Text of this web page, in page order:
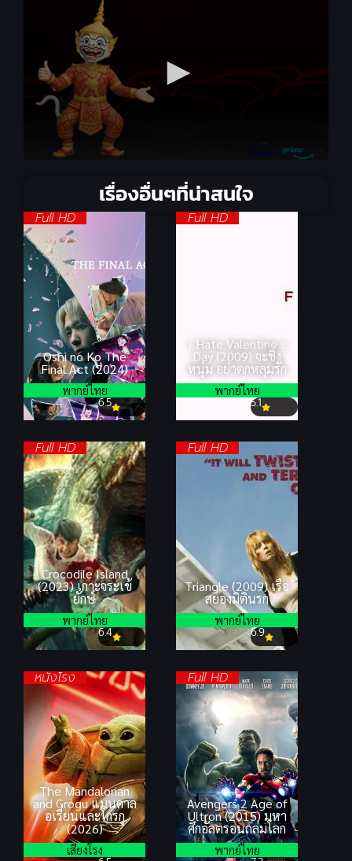
เรื่องอื่นๆที่น่าสนใจ
Full HD
Oshi no Ko The
Final Act (2024)
6.5
พากย์ไทย
Full HD
I Hate Valentine s
Day (2009) จะชิ่ง
หนุ่ม อย่าตกหลุมรัก
5.1
พากย์ไทย
Full HD
Crocodile Island
(2023) เกาะจระเข้
ยักษ์
6.4
พากย์ไทย
Full HD
Triangle (2009) เรือ
สยองมิตินรก
6.9
พากย์ไทย
หนังโรง
The Mandalorian
and Grogu แมนดาล
อเรี่ยนและโกรกู
(2026)
เสียงโรง
Full HD
Avengers 2 Age of
Ultron (2015) มหา
ศึกอัลตรอนถล่มโลก
พากย์ไทย